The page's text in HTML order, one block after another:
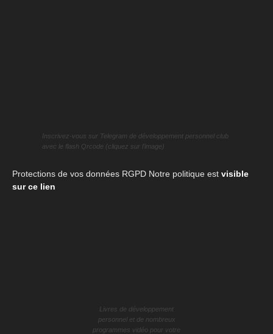
Inscrivez-vous sur Telegram de développement personnel club
avec le flash Qrcode (cliquez sur l’image)
Protections de vos données RGPD Notre politique est visible
sur ce lien
Livres de développement
personnel et de nombreux
programmes vidéo pour votre